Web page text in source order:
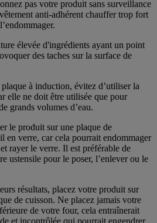
pas votre produit sans surveillance
anti-adhérent chauffer trop fort
élevée d'ingrédients ayant un point
des taches sur la surface de
à induction, évitez d’utiliser la
elle ne doit être utilisée que pour
grands volumes d’eau.
le produit sur une plaque de
en verre, car cela pourrait endommager
rayer le verre. Il est préférable de
ustensile pour le poser, l’enlever ou le
résultats, placez votre produit sur
de cuisson. Ne placez jamais votre
de votre four, cela entraînerait